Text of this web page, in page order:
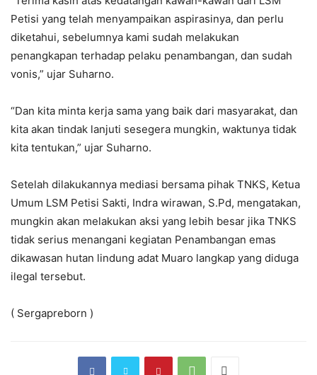
Petisi yang telah menyampaikan aspirasinya, dan perlu
diketahui, sebelumnya kami sudah melakukan
penangkapan terhadap pelaku penambangan, dan sudah
vonis,” ujar Suharno.
“Dan kita minta kerja sama yang baik dari masyarakat, dan
kita akan tindak lanjuti sesegera mungkin, waktunya tidak
kita tentukan,” ujar Suharno.
Setelah dilakukannya mediasi bersama pihak TNKS, Ketua
Umum LSM Petisi Sakti, Indra wirawan, S.Pd, mengatakan,
mungkin akan melakukan aksi yang lebih besar jika TNKS
tidak serius menangani kegiatan Penambangan emas
dikawasan hutan lindung adat Muaro langkap yang diduga
ilegal tersebut.
( Sergapreborn )